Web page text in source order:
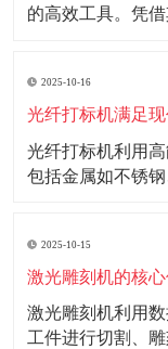
的高效工具。凭
间熔化或汽化，
工方式不仅减少
2025-10-16
光纤打标机满足
光纤打标机利用
包括金属如不锈
精细、字体清晰
效果。在金属材
在
2025-10-15
激光雕刻机的核
激光雕刻机利用
工件进行切割、